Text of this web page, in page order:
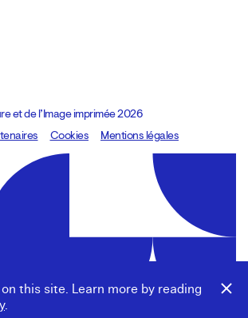
this site. Learn more by reading
.
et de l’Image imprimée 2026
, code:8080.studio
Cookies Mentions légales